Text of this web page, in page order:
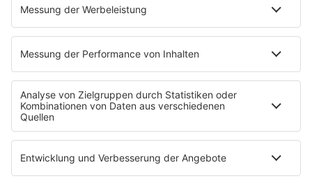
Übersicht
radio.de
radioplayer.de
Partner
WERBUNG
Leistungen und Produkte
Mediadaten und Preisliste
Ansprechpartner